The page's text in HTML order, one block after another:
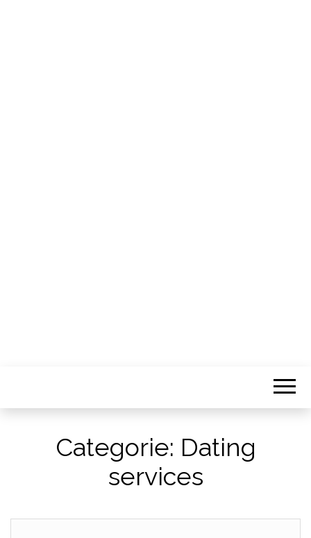
Categorie: Dating
services